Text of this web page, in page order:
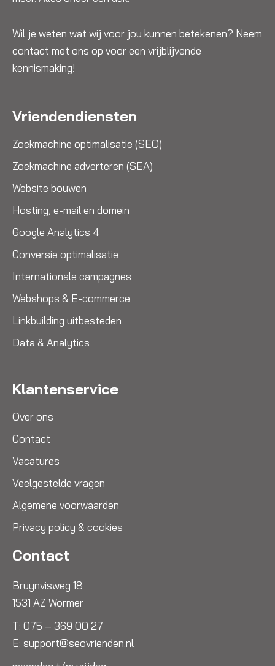
Wil je weten wat wij voor jou kunnen betekenen? Neem
contact met ons op voor een vrijblijvende
kennismaking!
Vriendendiensten
Zoekmachine optimalisatie (SEO)
Zoekmachine adverteren (SEA)
Website bouwen
Hosting, e-mail en domein
Google Analytics 4
Conversie optimalisatie
Internationale campagnes
Webshops & E-commerce
Linkbuilding uitbesteden
Data & Analytics
Klantenservice
Over ons
Contact
Vacatures
Veelgestelde vragen
Algemene voorwaarden
Privacy policy & cookies
Contact
Bruynvisweg 18
1531 AZ Wormer
T: 075 – 369 00 27
E: support@seovrienden.nl